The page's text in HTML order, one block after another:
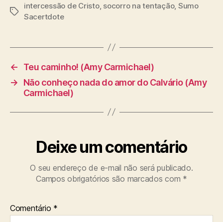
T
intercessão de Cristo, socorro na tentação, Sumo
Sacertdote
←
Teu caminho! (Amy Carmichael)
→
Não conheço nada do amor do Calvário (Amy
Carmichael)
Deixe um comentário
O seu endereço de e-mail não será publicado.
Campos obrigatórios são marcados com *
Comentário *